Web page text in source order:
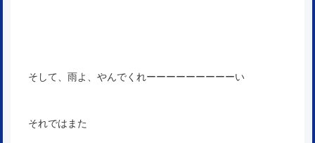
そして、雨よ、やんでくれーーーーーーーーーい
それではまた